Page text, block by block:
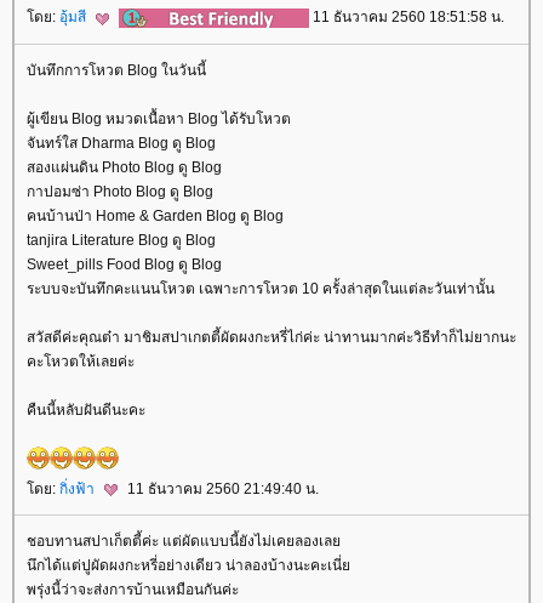
ดย: อุ้มสี 11 ธันวาคม 2560 18:51:58 น.
บันทึกการโหวต Blog ในวันนี้
ผู้เขียน Blog หมวดเนื้อหา Blog ได้รับโหวต
จันทร์ใส Dharma Blog ดู Blog
สองแผ่นดิน Photo Blog ดู Blog
กาปอมซ่า Photo Blog ดู Blog
คนบ้านป่า Home & Garden Blog ดู Blog
tanjira Literature Blog ดู Blog
Sweet_pills Food Blog ดู Blog
ระบบจะบันทึกคะแนนโหวต เฉพาะการโหวต 10 ครั้งล่าสุดในแต่ละวันเท่านั้น
สวัสดีค่ะคุณต๋า มาชิมสปาเกตตี้ผัดผงกะหรี่ไก่ค่ะ น่าทานมากค่ะวิธีทำก็ไม่ยากนะ
คะโหวตให้เลยค่ะ
คืนนี้หลับฝันดีนะคะ
ดย: กิ่งฟ้า 11 ธันวาคม 2560 21:49:40 น.
ชอบทานสปาเก็ตตี้ค่ะ แต่ผัดแบบนี้ยังไม่เคยลองเล
นึกได้แต่ปูผัดผงกะหรี่อย่างเดียว น่าลองบ้างนะคะเนี่
พรุ่งนี้ว่าจะส่งการบ้านเหมือนกันค่ะ